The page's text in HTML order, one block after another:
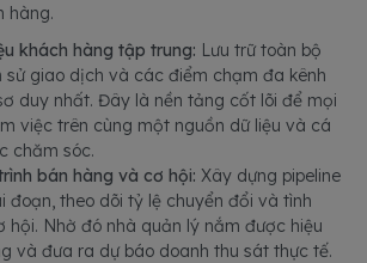
hàng.
khách hàng tập trung: Lưu trữ toàn bộ
sử giao dịch và các điểm chạm đa kênh
duy nhất. Đây là nền tảng cốt lõi để mọi
việc trên cùng một nguồn dữ liệu và cá
chăm sóc.
bán hàng và cơ hội: Xây dựng pipeline
đoạn, theo dõi tỷ lệ chuyển đổi và tình
hội. Nhờ đó nhà quản lý nắm được hiệu
và đưa ra dự báo doanh thu sát thực tế.